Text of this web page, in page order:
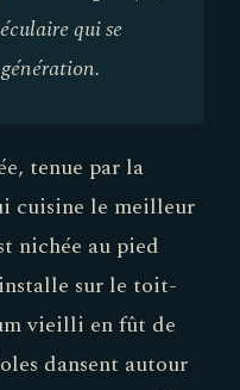
qui se
tenue par la
cuisine le meilleur
nichée au pied
sur le toit-
vieilli en fût de
dansent autour